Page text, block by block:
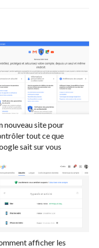
nouveau site pour
tout ce que
sait sur vous
afficher les